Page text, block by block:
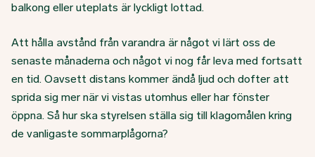
balkong eller uteplats är lyckligt lottad.
Att hålla avstånd från varandra är något vi lärt oss de
senaste månaderna och något vi nog får leva med fortsatt
en tid. Oavsett distans kommer ändå ljud och dofter att
sprida sig mer när vi vistas utomhus eller har fönster
öppna. Så hur ska styrelsen ställa sig till klagomålen kring
de vanligaste sommarplågorna?